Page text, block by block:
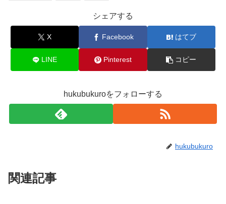
シェアする
X Facebook はてブ
LINE Pinterest コピー
hukubukuroをフォローする
hukubukuro
関連記事